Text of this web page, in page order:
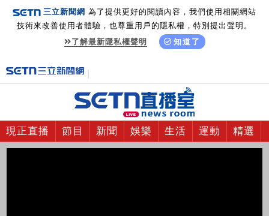
三立新聞網 為了提供更好的閱讀內容，我們使用相關網站
技術來改善使用者體驗，也尊重用戶的隱私權，特別提出聲明。
了解最新隱私權聲明
知道了
現正直播 節目 新聞 娛樂 生活 運動 精選